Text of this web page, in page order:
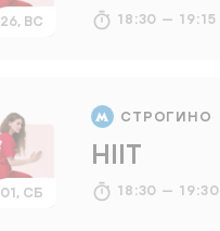
26, ВС 18:30 — 19:15
01, СБ
СТРОГИНО
HIIT
18:30 — 19:30